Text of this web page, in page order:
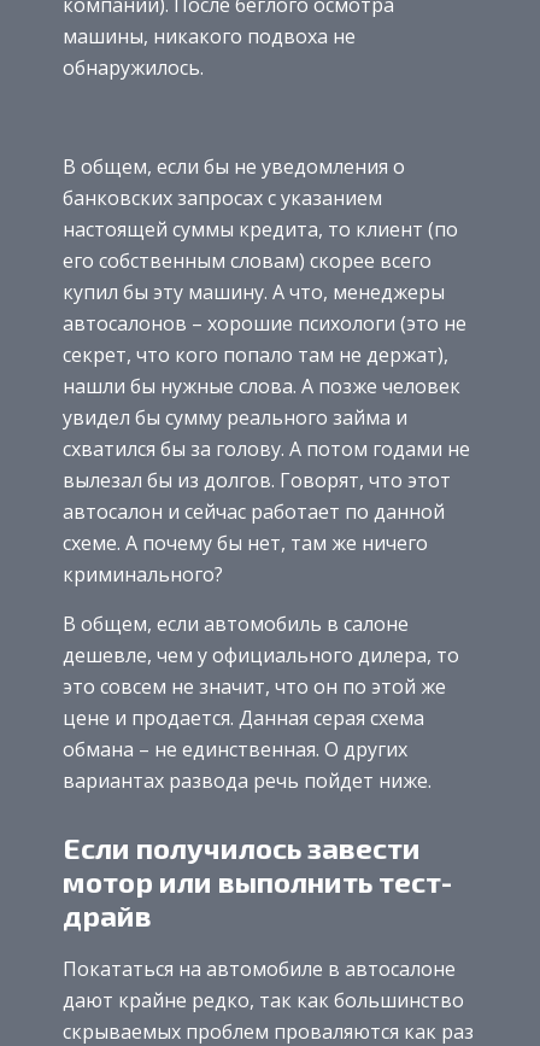
машины, никакого подвоха не
обнаружилось.
В общем, если бы не уведомления о
банковских запросах с указанием
настоящей суммы кредита, то клиент (по
его собственным словам) скорее всего
купил бы эту машину. А что, менеджеры
автосалонов – хорошие психологи (это не
секрет, что кого попало там не держат),
нашли бы нужные слова. А позже человек
увидел бы сумму реального займа и
схватился бы за голову. А потом годами не
вылезал бы из долгов. Говорят, что этот
автосалон и сейчас работает по данной
схеме. А почему бы нет, там же ничего
криминального?
В общем, если автомобиль в салоне
дешевле, чем у официального дилера, то
это совсем не значит, что он по этой же
цене и продается. Данная серая схема
обмана – не единственная. О других
вариантах развода речь пойдет ниже.
Если получилось завести
мотор или выполнить тест-
драйв
Покататься на автомобиле в автосалоне
дают крайне редко, так как большинство
скрываемых проблем проваляются как раз